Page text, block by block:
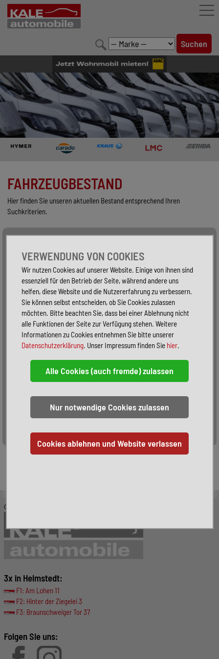
FAHRZEUGBESTAND
LEISTUNGEN
KONFIGURATOR
MARKENWELT
UNTERNEHMEN
FAHRZEUGBESTAND
Hier finden Sie unseren aktuellen Bestand entsprechend Ihren
Suchkriterien.
Alle Fahrzeuge
Sortieren:
© KALE-Automobile GmbH
3x in Helmstedt:
F1: Am Lohen 11
F2: Hinter der Ziegelei 3
F3: Braunschweiger Tor 37
Folgen Sie uns:
VERWENDUNG VON COOKIES
Wir nutzen Cookies auf unserer Website. Einige von ihnen sind
essenziell für den Betrieb der Seite, während andere uns
helfen, diese Website und die Nutzererfahrung zu verbessern.
Sie können selbst entscheiden, ob Sie Cookies zulassen
möchten. Bitte beachten Sie, dass bei einer Ablehnung nicht
alle Funktionen der Seite zur Verfügung stehen. Weitere
Informationen zu Cookies entnehmen Sie bitte unserer
Datenschutzerklärung. Unser Impressum finden Sie hier.